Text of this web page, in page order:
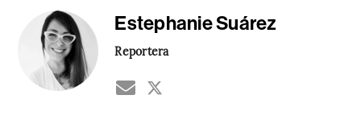
Estephanie Suárez
Reportera